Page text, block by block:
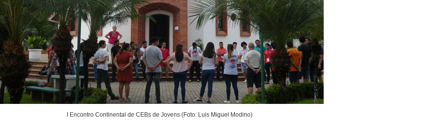
I Encontro Continental de CEBs de Jovens (Foto: Luis Miguel Modino)